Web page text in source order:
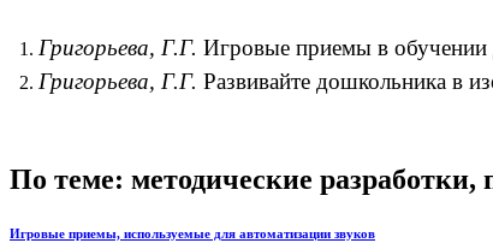
Григорьева, Г.Г. Игровые приемы в обучении
Григорьева, Г.Г. Развивайте дошкольника в
По теме: методические
Игровые приемы, используемые для автоматизации звуков